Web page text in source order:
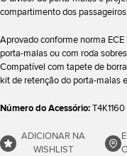
compartimento dos passageiros.
Aprovado conforme norma
porta-malas ou com roda
Compatível com tapete de
kit de retenção do porta-malas
Número do Acessório:T4K1160
ADICIONAR NA
WISHLIST